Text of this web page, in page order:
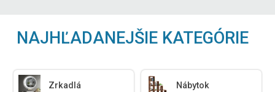
NAJHĽADANEJŠIE KATEGÓRIE
Zrkadlá Nábytok